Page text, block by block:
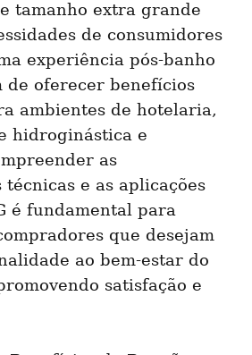
tamanho extra grande
de consumidores
experiência pós-banho
de oferecer benefícios
ambientes de hotelaria,
hidroginástica e
as
e as aplicações
é fundamental para
que desejam
ao bem-estar do
satisfação e